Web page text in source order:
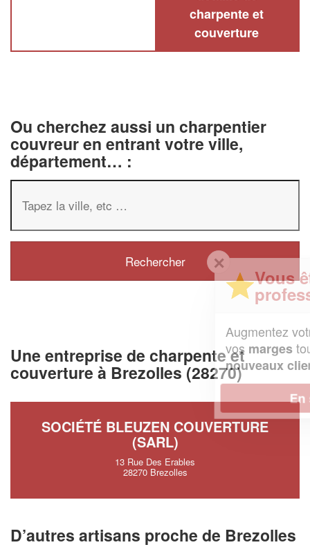
charpente et
couverture
Ou cherchez aussi un charpentier
couvreur en entrant votre ville,
département… :
Une entreprise de charpente et
couverture à Brezolles (28270)
SOCIÉTÉ BLEUZEN COUVERTURE
(SARL)
13 Rue Des Erables
28270 Brezolles
D’autres artisans proche de Brezolles
Vous êtes un
professionnel ?
chiffre d'affaireset
vos marges tout en gagnant de
nouveaux clients!
En savoir plus